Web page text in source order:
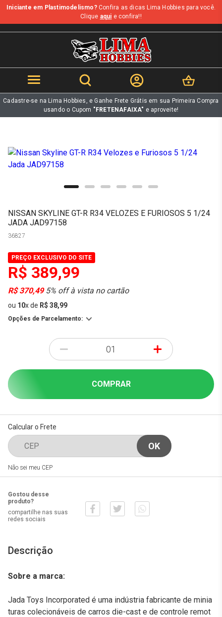
b
Iniciante em Plastimodelismo?Confira as dicas Lima Hobbies para você.
Clique aqui e confira!!
Cadastre-se na Lima Hobbies, e Ganhe Frete Grátis em sua Primeira Compra
usando o Cupom "FRETENAFAIXA" e aproveite!
NISSAN SKYLINE GT-R R34 VELOZES E FURIOSOS 5 1/24
JADA JAD97158
36827
PREÇO EXCLUSIVO DO SITE
R$ 389,99
R$ 370,495% off à vista no cartão
ou 10xde R$ 38,99
Opções de Parcelamento:
- +
COMPRAR
Calcular o Frete
Não sei meu CEP
Gostou desse
produto?
compartilhe nas suas
redes sociais
Descrição
Sobre a marca:
Jada Toys Incorporated é uma indústria fabricante de minia
turas colecionáveis de carros die-cast e de controle remot